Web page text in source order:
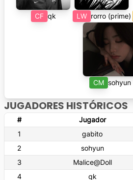
CF qk LW rorro (prime)
CM sohyun
JUGADORES HISTÓRICOS
# Jugador
1
gabito
2
sohyun
3
Malice@Doll
4
qk